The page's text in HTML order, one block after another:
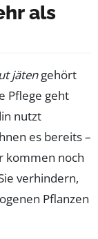
als
jätengehört
Pflege geht
nutzt
es bereits –
kommen noch
verhindern,
Pflanzen